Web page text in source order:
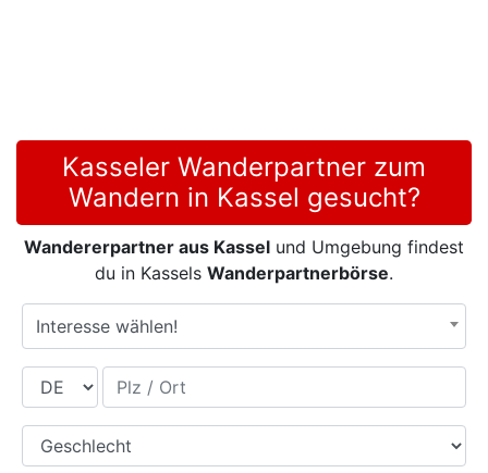
Kasseler Wanderpartner zum
Wandern in Kassel gesucht?
Wandererpartner aus Kassel und Umgebung findest
du in Kassels Wanderpartnerbörse.
Interesse wählen!
Land Plz / Ort
Geschlecht